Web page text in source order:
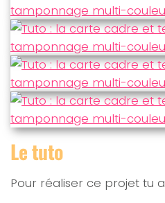
Le tuto
Pour réaliser ce projet tu